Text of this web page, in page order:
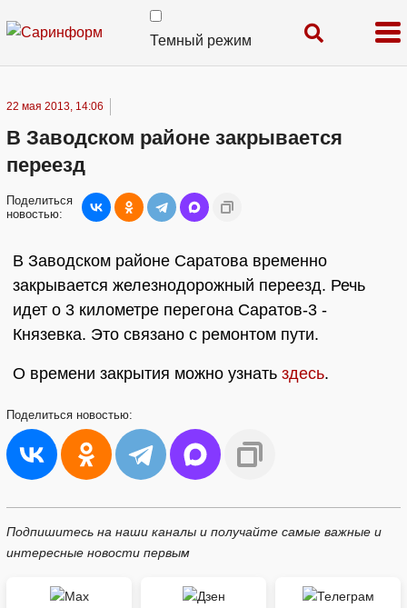
Темный режим
22 мая 2013, 14:06
В Заводском районе закрывается
переезд
Поделиться
новостью:
В Заводском районе Саратова временно
закрывается железнодорожный переезд. Речь
идет о 3 километре перегона Саратов-3 -
Князевка. Это связано с ремонтом пути.
О времени закрытия можно узнать здесь.
Поделиться новостью:
Подпишитесь на наши каналы и получайте самые важные и
интересные новости первым